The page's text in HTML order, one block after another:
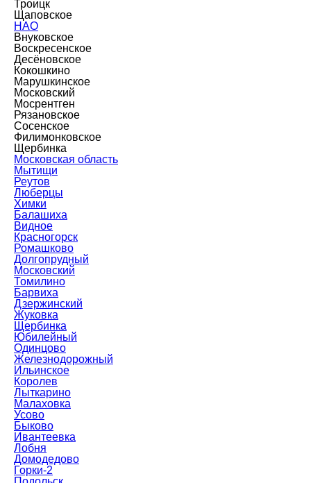
Троицк
Щаповское
НАО
Внуковское
Воскресенское
Десёновское
Кокошкино
Марушкинское
Московский
Мосрентген
Рязановское
Сосенское
Филимонковское
Щербинка
Московская область
Мытищи
Реутов
Люберцы
Химки
Балашиха
Видное
Красногорск
Ромашково
Долгопрудный
Московский
Томилино
Барвиха
Дзержинский
Жуковка
Щербинка
Юбилейный
Одинцово
Железнодорожный
Ильинское
Королев
Лыткарино
Малаховка
Усово
Быково
Ивантеевка
Лобня
Домодедово
Горки-2